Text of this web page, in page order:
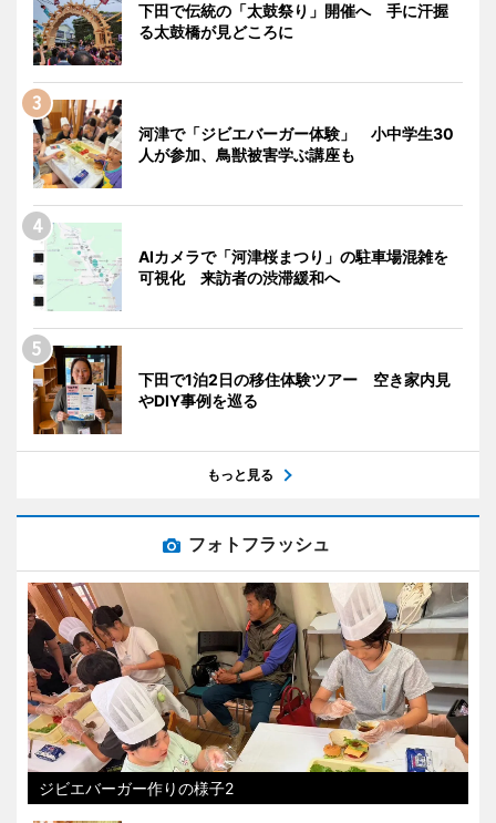
下田で伝統の「太鼓祭り」開催へ 手に汗握
る太鼓橋が見どころに
河津で「ジビエバーガー体験」 小中学生30
人が参加、鳥獣被害学ぶ講座も
AIカメラで「河津桜まつり」の駐車場混雑を
可視化 来訪者の渋滞緩和へ
下田で1泊2日の移住体験ツアー 空き家内見
やDIY事例を巡る
もっと見る
フォトフラッシュ
ジビエバーガー作りの様子2